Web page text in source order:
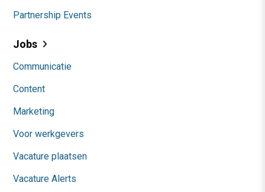
Partnership Events
Jobs
Communicatie
Content
Marketing
Voor werkgevers
Vacature plaatsen
Vacature Alerts